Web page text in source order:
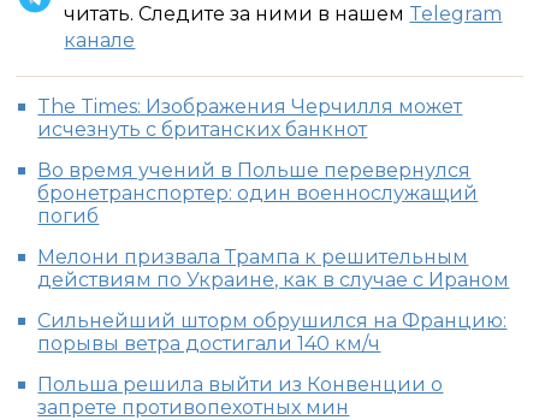
читать. Следите за ними в нашем Telegram
канале
The Times: Изображения Черчилля может
исчезнуть с британских банкнот
Во время учений в Польше перевернулся
бронетранспортер: один военнослужащий
погиб
Мелони призвала Трампа к решительным
действиям по Украине, как в случае с Ираном
Сильнейший шторм обрушился на Францию:
порывы ветра достигали 140 км/ч
Польша решила выйти из Конвенции о
запрете противопехотных мин